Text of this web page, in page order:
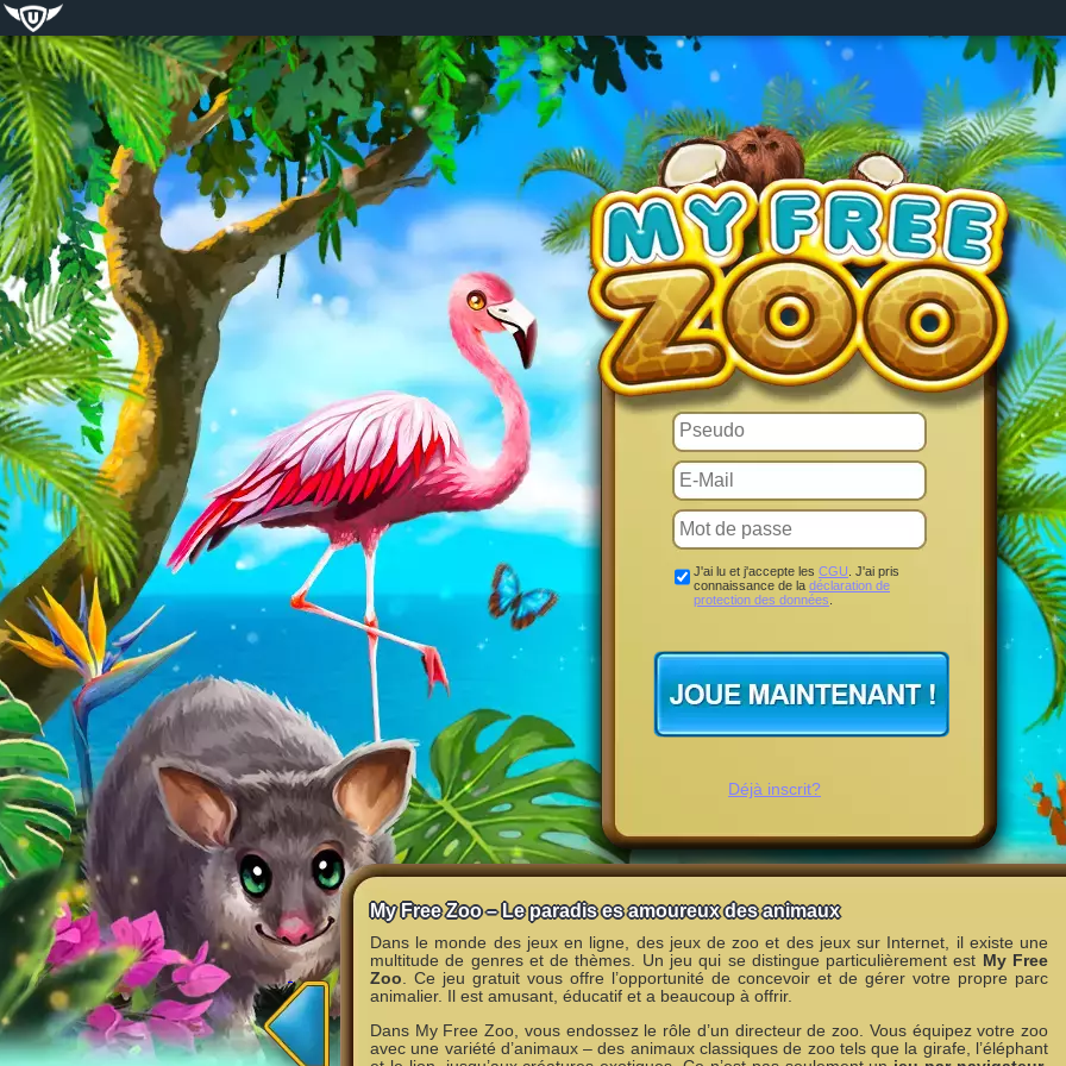
J'ai lu et j'accepte les CGU . J'ai pris
connaissance de la déclaration de
protection des données
Déjà inscrit?
My Free Zoo – Le paradis es amoureux des animaux
Dans le monde des jeux en ligne, des jeux de zoo et des jeux sur Internet, il existe une
multitude de genres et de thèmes. Un jeu qui se distingue particulièrement est My Free
Zoo . Ce jeu gratuit vous offre l’opportunité de concevoir et de gérer votre propre parc
animalier. Il est amusant, éducatif et a beaucoup à offrir.
Dans My Free Zoo, vous endossez le rôle d’un directeur de zoo. Vous équipez votre zoo
avec une variété d’animaux – des animaux classiques de zoo tels que la girafe, l’éléphant